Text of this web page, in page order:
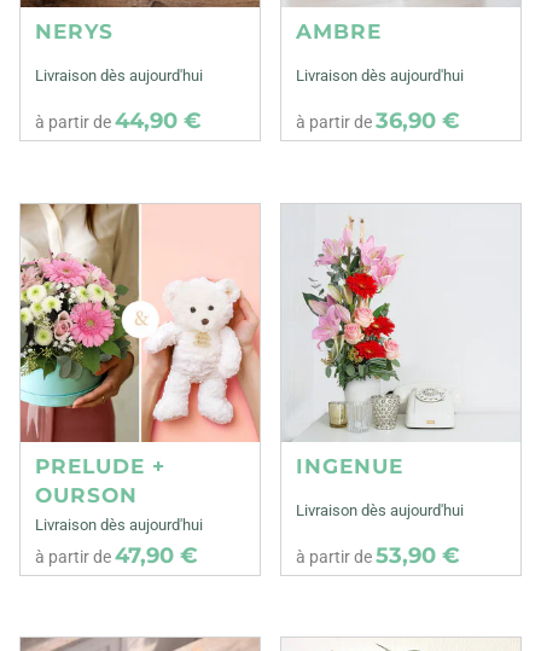
NERYS
Livraison dès aujourd'hui
à partir de44,90 €
AMBRE
Livraison dès aujourd'hui
à partir de36,90 €
PRELUDE +
OURSON
Livraison dès aujourd'hui
à partir de47,90 €
INGENUE
Livraison dès aujourd'hui
à partir de53,90 €